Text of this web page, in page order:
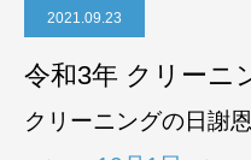
2021.09.23
令和3年 クリーニ
クリーニングの日謝